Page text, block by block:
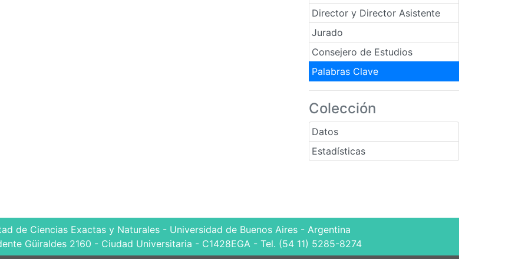
Director y Director Asistente
Jurado
Consejero de Estudios
Palabras Clave
Colección
Datos
Estadísticas
de Ciencias Exactas y Naturales - Universidad de Buenos Aires - Argentina
Güiraldes 2160 - Ciudad Universitaria - C1428EGA - Tel. (54 11) 5285-8274